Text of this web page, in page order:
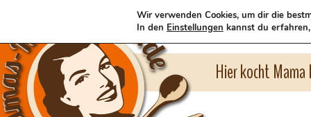
Hier kocht
Wir verwenden Cookies, um dir die
In den Einstellungen kannst du